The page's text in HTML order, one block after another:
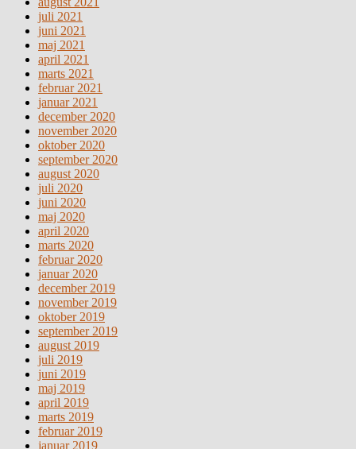
juli 2021
juni 2021
maj 2021
april 2021
marts 2021
februar 2021
januar 2021
december 2020
november 2020
oktober 2020
september 2020
august 2020
juli 2020
juni 2020
maj 2020
april 2020
marts 2020
februar 2020
januar 2020
december 2019
november 2019
oktober 2019
september 2019
august 2019
juli 2019
juni 2019
maj 2019
april 2019
marts 2019
februar 2019
januar 2019